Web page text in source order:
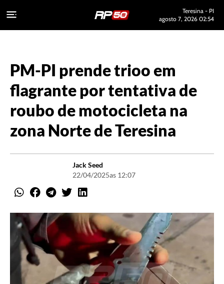
Teresina - PI
agosto 7, 2026 02:54
PM-PI prende trioo em
flagrante por tentativa de
roubo de motocicleta na
zona Norte de Teresina
Jack Seed
22/04/2025as 12:07